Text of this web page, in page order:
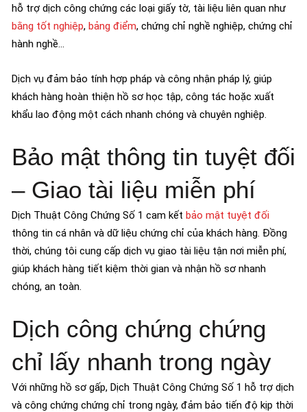
hỗ trợ dịch công chứng các loại giấy tờ, tài liệu liên quan như
bằng tốt nghiệp, bảng điểm, chứng chỉ nghề nghiệp, chứng chỉ
hành nghề…
Dịch vụ đảm bảo tính hợp pháp và công nhận pháp lý, giúp
khách hàng hoàn thiện hồ sơ học tập, công tác hoặc xuất
khẩu lao động một cách nhanh chóng và chuyên nghiệp.
Bảo mật thông tin tuyệt đối
– Giao tài liệu miễn phí
Dịch Thuật Công Chứng Số 1 cam kết bảo mật tuyệt đối
thông tin cá nhân và dữ liệu chứng chỉ của khách hàng. Đồng
thời, chúng tôi cung cấp dịch vụ giao tài liệu tận nơi miễn phí,
giúp khách hàng tiết kiệm thời gian và nhận hồ sơ nhanh
chóng, an toàn.
Dịch công chứng chứng
chỉ lấy nhanh trong ngày
Với những hồ sơ gấp, Dịch Thuật Công Chứng Số 1 hỗ trợ dịch
và công chứng chứng chỉ trong ngày, đảm bảo tiến độ kịp thời